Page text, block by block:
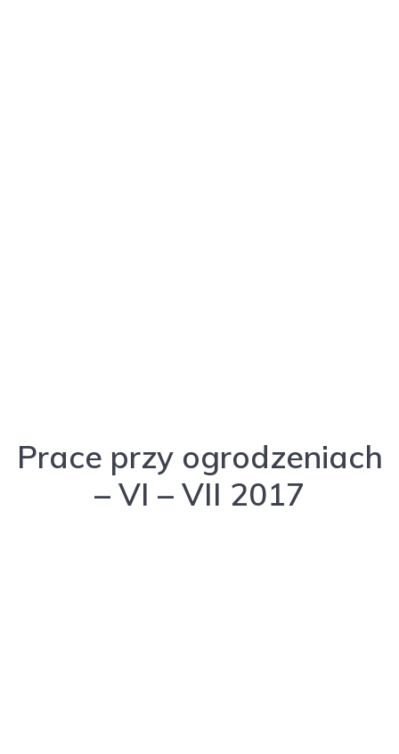
Prace przy ogrodzeniach
– VI – VII 2017